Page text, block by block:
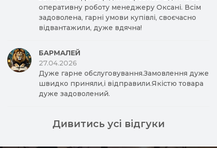
оперативну роботу менеджеру Оксані. Всім
задоволена, гарні умови купівлі, своєчасно
відвантажили, дуже вдячна!
БАРМАЛЕЙ
27.04.2026
Дуже гарне обслуговування.Замовлення дуже
швидко приняли,і відправили.Якістю товара
дуже задоволений.
Дивитись усі відгуки